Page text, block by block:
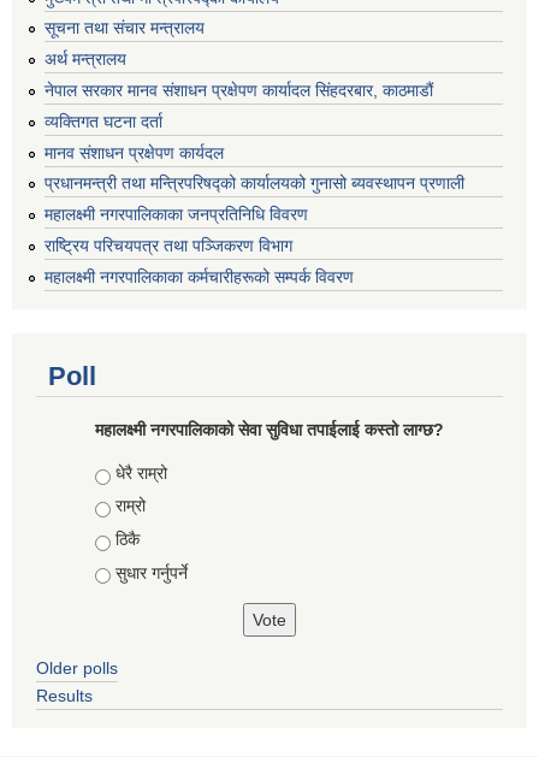
सूचना तथा संचार मन्त्रालय
अर्थ मन्त्रालय
नेपाल सरकार मानव संशाधन प्रक्षेपण कार्यादल सिंहदरबार, काठमाडौं
व्यक्तिगत घटना दर्ता
मानव संशाधन प्रक्षेपण कार्यदल
प्रधानमन्त्री तथा मन्त्रिपरिषद्को कार्यालयको गुनासो ब्यवस्थापन प्रणाली
महालक्ष्मी नगरपालिकाका जनप्रतिनिधि विवरण
राष्ट्रिय परिचयपत्र तथा पञ्जिकरण विभाग
महालक्ष्मी नगरपालिकाका कर्मचारीहरूको सम्पर्क विवरण
Poll
महालक्ष्मी नगरपालिकाको सेवा सुविधा तपाईलाई कस्तो लाग्छ?
Choices
धेरै राम्रो
राम्रो
ठिकै
सुधार गर्नुपर्ने
Older polls
Results